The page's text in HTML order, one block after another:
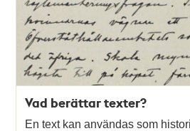
Vad berättar texter?
En text kan användas som